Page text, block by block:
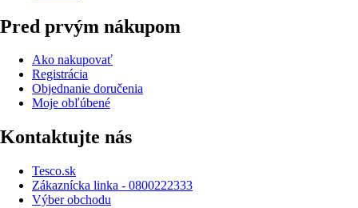
Pred prvým nákupom
Ako nakupovať
Registrácia
Objednanie doručenia
Moje obľúbené
Kontaktujte nás
Tesco.sk
Zákaznícka linka - 0800222333
Výber obchodu